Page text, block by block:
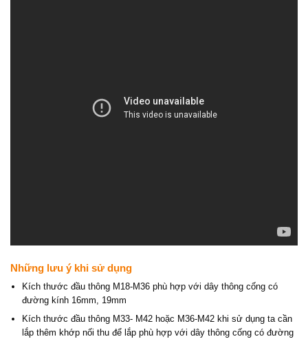
Những lưu ý khi sử dụng
Kích thước đầu thông M18-M36 phù hợp với dây thông cống có
đường kính 16mm, 19mm
Kích thước đầu thông M33- M42 hoặc M36-M42 khi sử dụng ta cần
lắp thêm khớp nối thu để lắp phù hợp với dây thông cống có đường